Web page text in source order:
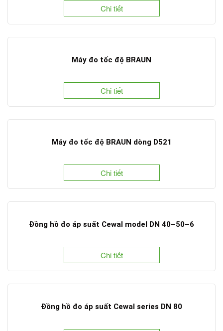
Chi tiết
Máy đo tốc độ BRAUN
Chi tiết
Máy đo tốc độ BRAUN dòng D521
Chi tiết
Đồng hồ đo áp suất Cewal model DN 40–50–6
Chi tiết
Đồng hồ đo áp suất Cewal series DN 80